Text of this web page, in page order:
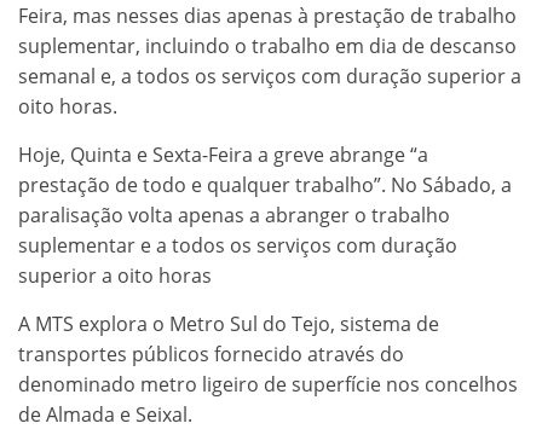
Feira, mas nesses dias apenas à prestação de trabalho
suplementar, incluindo o trabalho em dia de descanso
semanal e, a todos os serviços com duração superior a
oito horas.
Hoje, Quinta e Sexta-Feira a greve abrange “a
prestação de todo e qualquer trabalho”. No Sábado, a
paralisação volta apenas a abranger o trabalho
suplementar e a todos os serviços com duração
superior a oito horas
A MTS explora o Metro Sul do Tejo, sistema de
transportes públicos fornecido através do
denominado metro ligeiro de superfície nos concelhos
de Almada e Seixal.